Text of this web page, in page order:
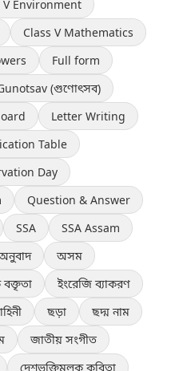
V Environment
Class V Mathematics
Full form
(গুণোৎসব)
Letter Writing
Table
Day
Question & Answer
SSA
SSA Assam
অসম
ইংরেজি ব্যাকরণ
ছড়া
ছদ্ম নাম
জাতীয় সংগীত
দেশভক্তিমূলক কবিতা